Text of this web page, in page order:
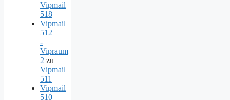
Vipmail
518
Vipmail
512
-
Vipraum
2 zu
Vipmail
511
Vipmail
510